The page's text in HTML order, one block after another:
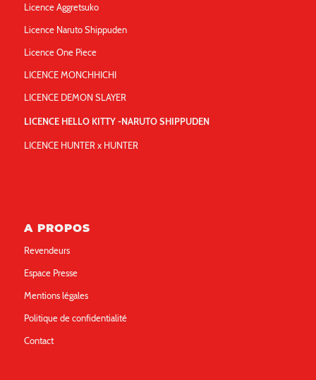
Licence Aggretsuko
Licence Naruto Shippuden
Licence One Piece
LICENCE MONCHHICHI
LICENCE DEMON SLAYER
LICENCE HELLO KITTY -NARUTO SHIPPUDEN
LICENCE HUNTER x HUNTER
A PROPOS
Revendeurs
Espace Presse
Mentions légales
Politique de confidentialité
Contact